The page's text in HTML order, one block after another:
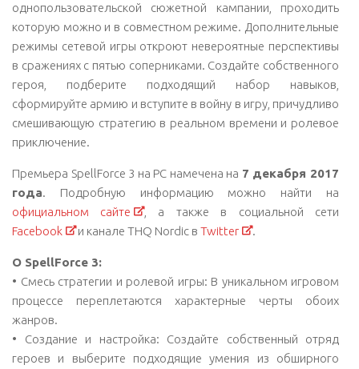
однопользовательской сюжетной кампании, проходить
которую можно и в совместном режиме. Дополнительные
режимы сетевой игры откроют невероятные перспективы
в сражениях с пятью соперниками. Создайте собственного
героя, подберите подходящий набор навыков,
сформируйте армию и вступите в войну в игру, причудливо
смешивающую стратегию в реальном времени и ролевое
приключение.
Премьера SpellForce 3 на РС намечена на 7 декабря 2017
года. Подробную информацию можно найти на
официальном сайте
, а также в социальной сети
Facebook
и канале THQ Nordic вTwitter .
О SpellForce 3:
• Смесь стратегии и ролевой игры: В уникальном игровом
процессе переплетаются характерные черты обоих
жанров.
• Создание и настройка: Создайте собственный отряд
героев и выберите подходящие умения из обширного